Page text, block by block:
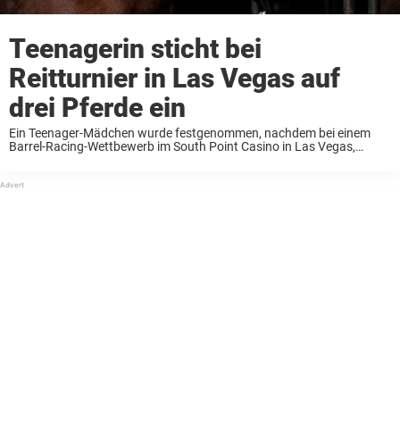
Teenagerin sticht bei
Reitturnier in Las Vegas auf
drei Pferde ein
Ein Teenager-Mädchen wurde festgenommen, nachdem bei einem
Barrel-Racing-Wettbewerb im South Point Casino in Las Vegas,
Reitsportdisziplin, bei der ...